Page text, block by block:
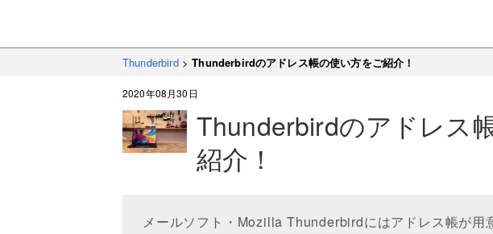
Thunderbird>Thunderbirdのアドレス帳の使い方をご紹介！
2020年08月30日
Thunderbirdのアドレス
紹介！
メールソフト・Mozilla Thunderbirdにはアドレス帳が用